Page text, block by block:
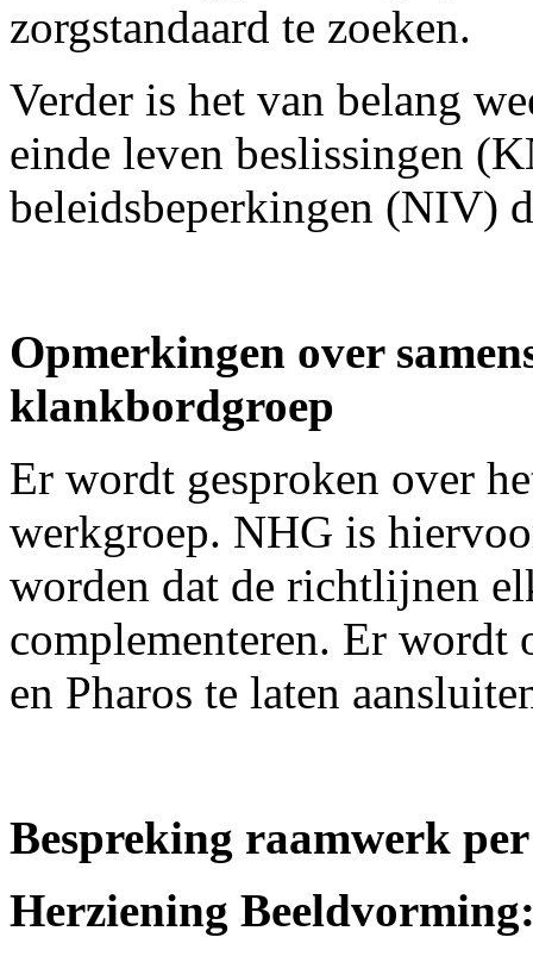
zorgstandaard te zoeken.
Verder is het van belang
einde leven beslissingen
beleidsbeperkingen (NIV)
Opmerkingen over
klankbordgroep
Er wordt gesproken over
werkgroep. NHG is
worden dat de richtlijnen
complementeren. Er wordt
en Pharos te laten
Bespreking raamwerk
Herziening